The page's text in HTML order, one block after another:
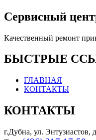
Сервисный
Качественный ремонт
БЫСТРЫЕ
ГЛАВНАЯ
КОНТАКТЫ
КОНТАКТЫ
г.Дубна, ул. Энтузиастов,